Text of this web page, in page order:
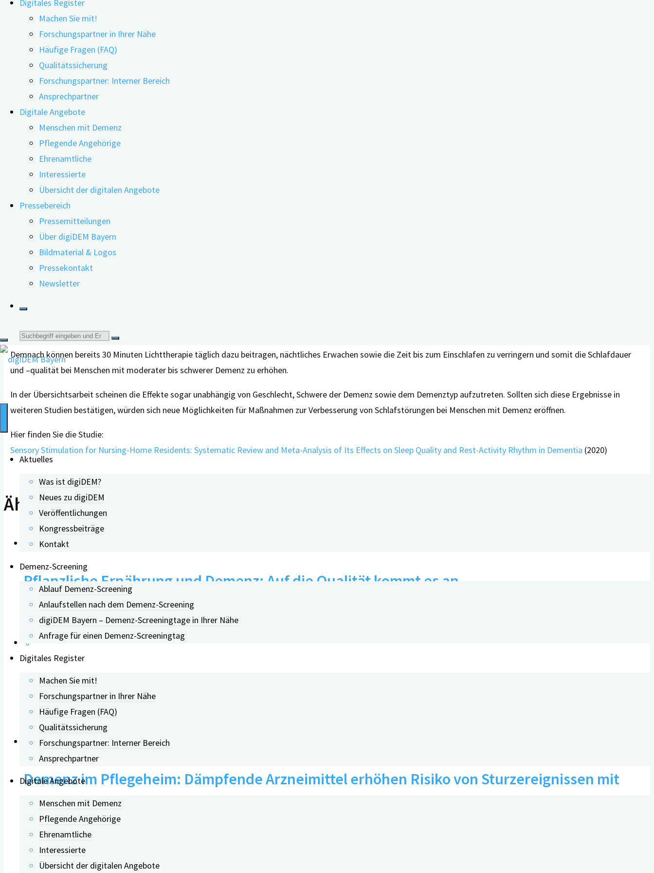
Digitales Register
Machen Sie mit!
Forschungspartner in Ihrer Nähe
Häufige Fragen (FAQ)
Qualitätssicherung
Forschungspartner: Interner Bereich
Ansprechpartner
Digitale Angebote
Menschen mit Demenz
Pflegende Angehörige
Ehrenamtliche
Interessierte
Übersicht der digitalen Angebote
Pressebereich
Pressemitteilungen
Über digiDEM Bayern
Bildmaterial & Logos
Pressekontakt
Newsletter
Suche
nach:
Aktuelles
Was ist digiDEM?
Neues zu digiDEM
Veröffentlichungen
Kongressbeiträge
Kontakt
Demenz-Screening
Ablauf Demenz-Screening
Anlaufstellen nach dem Demenz-Screening
digiDEM Bayern – Demenz-Screeningtage in Ihrer Nähe
Anfrage für einen Demenz-Screeningtag
Digitales Register
Machen Sie mit!
Forschungspartner in Ihrer Nähe
Häufige Fragen (FAQ)
Qualitätssicherung
Forschungspartner: Interner Bereich
Ansprechpartner
Digitale Angebote
Menschen mit Demenz
Pflegende Angehörige
Ehrenamtliche
Interessierte
Übersicht der digitalen Angebote
Ein gestörter Schlaf-Wach-Rhythmus kann sich in folgenden Merkmalen widerspiegeln:
Schwierigkeiten beim Einschlafen
Unterbrechungen des nächtlichen Schlafs
Frühes Aufstehen
Müdigkeit tagsüber
Da Medikamente oftmals Nebenwirkungen wie Verwirrung hervorrufen, gewinnen nicht-medikamentöse Verfahren, wie die Aktivierung der Sinne zur Stärkung des Tag-
Nacht-Rhythmus, immer mehr an Bedeutung. Diesem Ansatz liegt die Annahme zugrunde, dass Sinneswahrnehmungen wie sehen, hören, schmecken, fühlen und riechen
nicht durch eine dementielle Erkrankung beeinflusst werden. Durch die sogenannte „sensorische Stimulation“ tagsüber, so vermutet ein niederländisches Forschungsteam um
Angela J. Prins, könnte der circadiane Rhythmus (biologischer Rhythmus mit der Dauer von 24h) gestärkt und somit Schlafstörungen von Menschen mit unterschiedlichen
Demenzformen reguliert werden.
Sensorische Stimulation kann Schlafqualität verbessern
In der Analyse konnten die Wissenschaftler*innen leichte bis moderate positive Einflüsse feststellen. So beobachtete das Pflegepersonal weniger nächtliche Unruhe, wenn
Menschen mit Demenz tagsüber visuell oder taktil aktiviert wurden. Diese Wahrnehmung konnte auch durch die mittels Aktigraphie gemessene Schlafdauer bestätigt werden.
effizienz beeinflusst.
Demnach können bereits 30 Minuten Lichttherapie täglich dazu beitragen, nächtliches Erwachen sowie die Zeit bis zum Einschlafen zu verringern und somit die Schlafdauer
und –qualität bei Menschen mit moderater bis schwerer Demenz zu erhöhen.
In der Übersichtsarbeit scheinen die Effekte sogar unabhängig von Geschlecht, Schwere der Demenz sowie dem Demenztyp aufzutreten. Sollten sich diese Ergebnisse in
weiteren Studien bestätigen, würden sich neue Möglichkeiten für Maßnahmen zur Verbesserung von Schlafstörungen bei Menschen mit Demenz eröffnen.
Hier finden Sie die Studie:
Sensory Stimulation for Nursing-Home Residents: Systematic Review and Meta-Analysis of Its Effects on Sleep Quality and Rest-Activity Rhythm in Dementia (2020)
Ähnliche Beiträge
2
Pflanzliche Ernährung und Demenz: Auf die Qualität kommt es an
25.06.2026
0
Schmerz-Verhalten unterscheidet sich je nach kognitiver Beeinträchtigung
06.07.2021
Demenz im Pflegeheim: Dämpfende Arzneimittel erhöhen Risiko von Sturzereignissen mit
Verletzungsfolge